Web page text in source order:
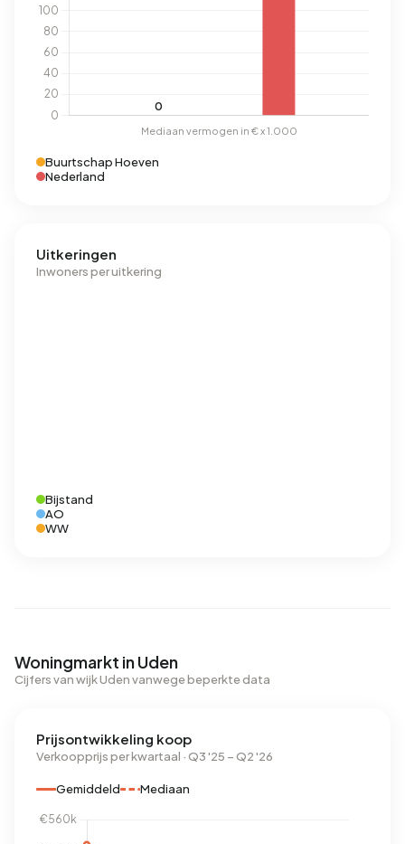
Buurtschap Hoeven
Nederland
Uitkeringen
Inwoners per uitkering
Bijstand
AO
WW
Woningmarkt in Uden
Cijfers van wijk Uden vanwege beperkte data
Prijsontwikkeling koop
Verkoopprijs per kwartaal · Q3 '25 – Q2 '26
Gemiddeld Mediaan